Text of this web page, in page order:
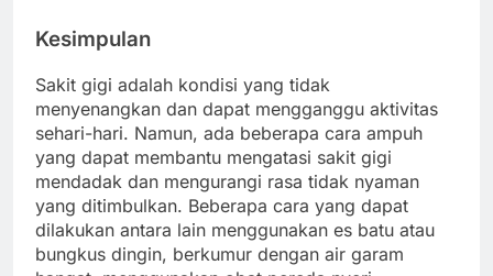
Kesimpulan
Sakit gigi adalah kondisi yang tidak
menyenangkan dan dapat mengganggu aktivitas
sehari-hari. Namun, ada beberapa cara ampuh
yang dapat membantu mengatasi sakit gigi
mendadak dan mengurangi rasa tidak nyaman
yang ditimbulkan. Beberapa cara yang dapat
dilakukan antara lain menggunakan es batu atau
bungkus dingin, berkumur dengan air garam